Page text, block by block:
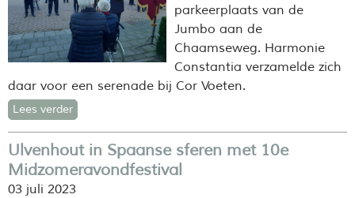
parkeerplaats van de
Jumbo aan de
Chaamseweg. Harmonie
Constantia verzamelde zich
daar voor een serenade bij Cor Voeten.
Lees verder
Ulvenhout in Spaanse sferen met 10e
Midzomeravondfestival
03 juli 2023